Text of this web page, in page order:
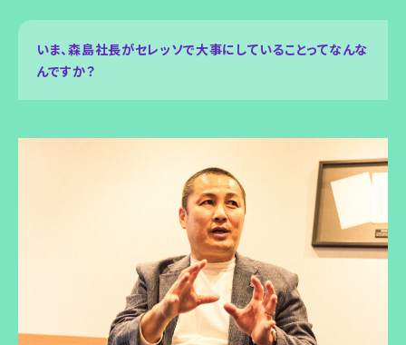
いま、森島社長がセレッソで大事にしていることってなんな
んですか？